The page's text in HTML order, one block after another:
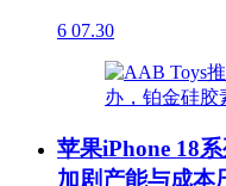
6 07.30
苹果iPhone 18
加剧产能与成本